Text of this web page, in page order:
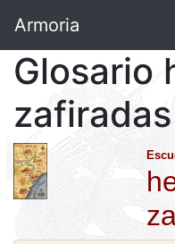
Armoria
Glosario
zafiradas